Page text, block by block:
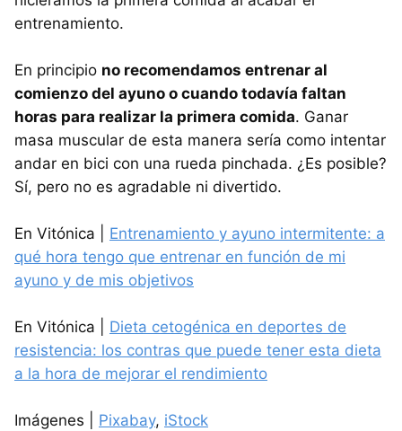
entrenamiento.
En principio no recomendamos entrenar al
comienzo del ayuno o cuando todavía faltan
horas para realizar la primera comida. Ganar
masa muscular de esta manera sería como intentar
andar en bici con una rueda pinchada. ¿Es posible?
Sí, pero no es agradable ni divertido.
En Vitónica | Entrenamiento y ayuno intermitente: a
qué hora tengo que entrenar en función de mi
ayuno y de mis objetivos
En Vitónica | Dieta cetogénica en deportes de
resistencia: los contras que puede tener esta dieta
a la hora de mejorar el rendimiento
Imágenes | Pixabay, iStock